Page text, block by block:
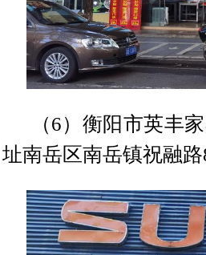
（6）衡阳市英丰
址南岳区南岳镇祝融